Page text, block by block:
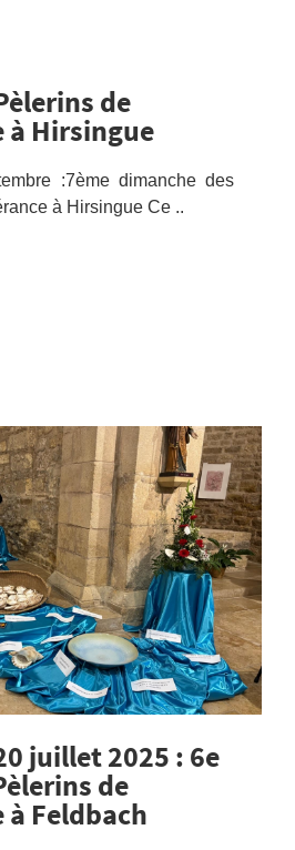
de
à Hirsingue
:7ème dimanche des
à Hirsingue Ce ..
juillet 2025 : 6e
de
à Feldbach